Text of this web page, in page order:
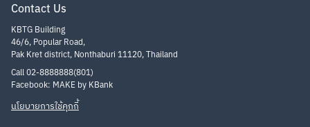
Contact Us
KBTG Building
46/6, Popular Road,
Pak Kret district, Nonthaburi 11120, Thailand
Call 02-8888888(801)
Facebook: MAKE by KBank
นโยบายการใช้คุกกี้